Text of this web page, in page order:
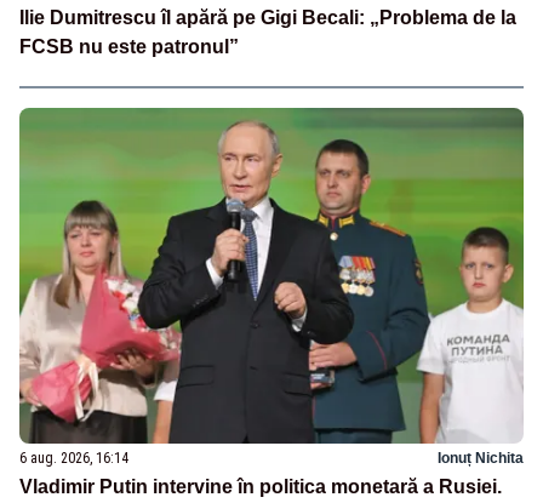
Ilie Dumitrescu îl apără pe Gigi Becali: „Problema de la
FCSB nu este patronul”
6 aug. 2026, 16:14 Ionuț Nichita
Vladimir Putin intervine în politica monetară a Rusiei.